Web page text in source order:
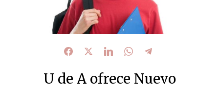
U de A ofrece Nuevo